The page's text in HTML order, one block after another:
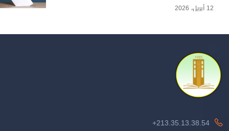
12 أبريل، 2026
213.35.13.38.54+